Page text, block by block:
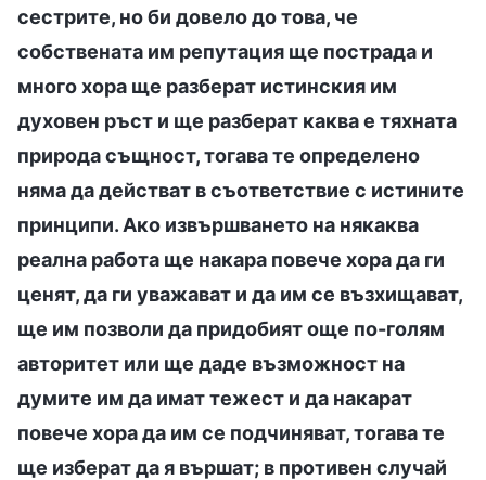
сестрите, но би довело до това, че
собствената им репутация ще пострада и
много хора ще разберат истинския им
духовен ръст и ще разберат каква е тяхната
природа същност, тогава те определено
няма да действат в съответствие с истините
принципи. Ако извършването на някаква
реална работа ще накара повече хора да ги
ценят, да ги уважават и да им се възхищават,
ще им позволи да придобият още по-голям
авторитет или ще даде възможност на
думите им да имат тежест и да накарат
повече хора да им се подчиняват, тогава те
ще изберат да я вършат; в противен случай